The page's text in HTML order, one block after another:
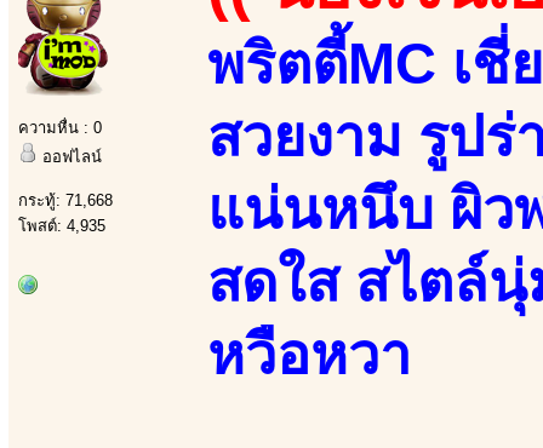
ความหื่น : 0
ออฟไลน์
กระทู้: 71,668
โพสต์: 4,935
พริตตี้MC เ
สวยงาม รูปร่
แน่นหนึบ ผิว
สดใส สไตล์
หวือหวา